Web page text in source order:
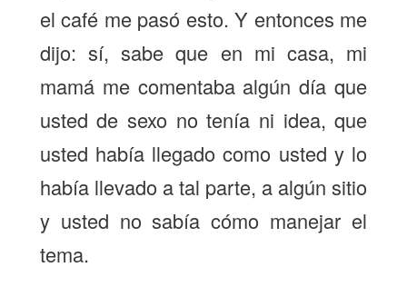
el café me pasó esto. Y entonces me
dijo: sí, sabe que en mi casa, mi
mamá me comentaba algún día que
usted de sexo no tenía ni idea, que
usted había llegado como usted y lo
había llevado a tal parte, a algún sitio
y usted no sabía cómo manejar el
tema.